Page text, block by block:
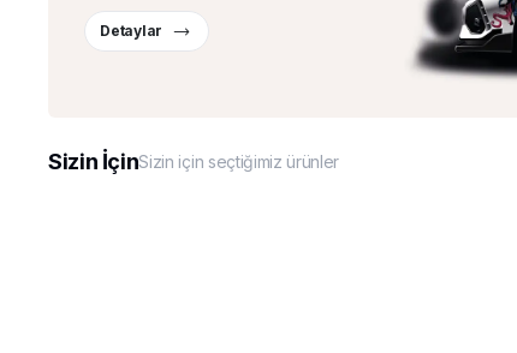
Detaylar
Sizin İçinSizin için seçtiğimiz ürünler